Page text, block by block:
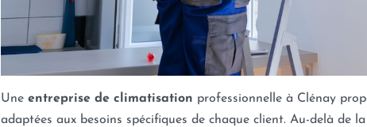
Une entreprise de climatisation professionnelle à Clénay
adaptées aux besoins spécifiques de chaque client. Au-delà de